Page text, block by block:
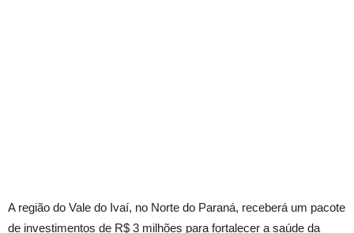
A região do Vale do Ivaí, no Norte do Paraná, receberá um pacote
de investimentos de R$ 3 milhões para fortalecer a saúde da